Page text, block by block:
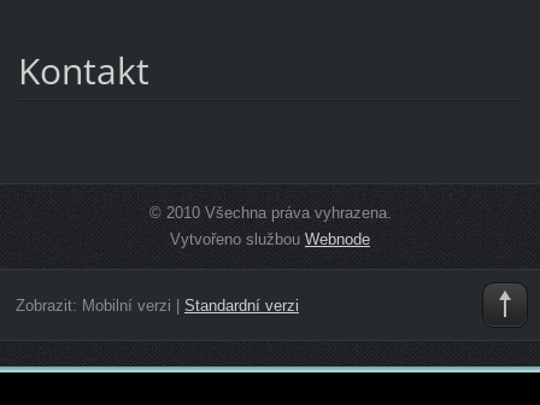
Kontakt
© 2010 Všechna práva vyhrazena.
Vytvořeno službouWebnode
Zobrazit: Mobilní verzi Standardní verzi